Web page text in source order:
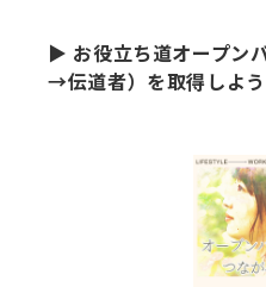
▶ お役立ち道オープン
→伝道者）を取得しよう